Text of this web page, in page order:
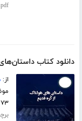
pdf
دانلود کتاب
از:
۷۳ صفحه